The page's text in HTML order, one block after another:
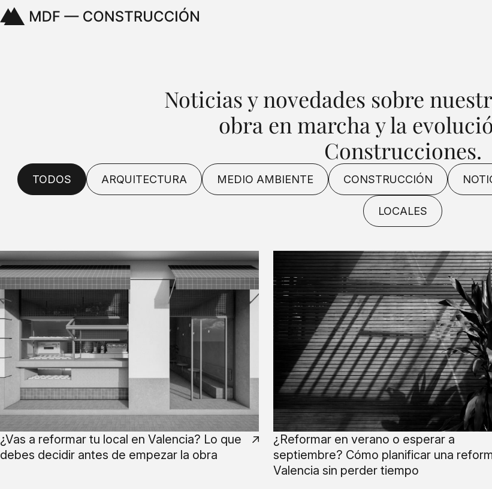
Noticias y novedades sobre
obra en marcha y la
Construcciones.
TODOS ARQUITECTURA MEDIO AMBIENTE CONSTRUCCIÓN
LOCALES
¿Vas a reformar tu local en Valencia? Lo que
debes decidir antes de empezar la obra
¿Reformar en verano o esperar a
septiembre? Cómo planificar una
Valencia sin perder tiempo